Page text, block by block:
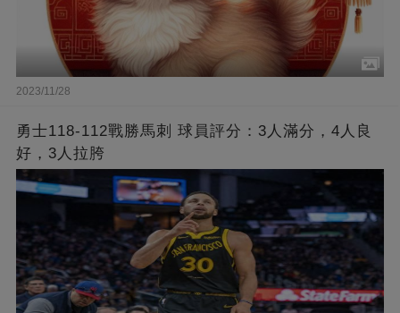
2023/11/28
勇士118-112戰勝馬刺 球員評分：3人滿分，4人良
好，3人拉胯